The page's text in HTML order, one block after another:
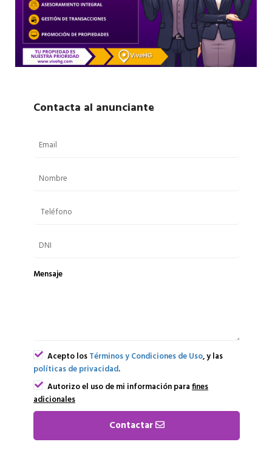
Contacta al anunciante
Mensaje
Acepto losTérminos y Condiciones de Uso, y las
políticas de privacidad.
Autorizo el uso de mi información parafines
adicionales
Contactar